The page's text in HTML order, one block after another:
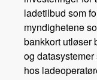
ladetilbud som
myndighetene
bankkort utløser
og
hos